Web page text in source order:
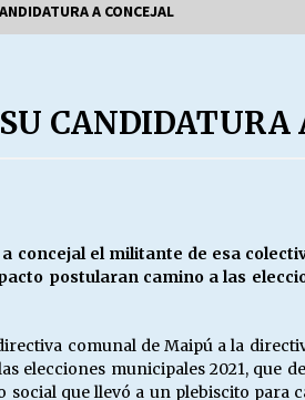
69 AÑOS DE HISTORIA
28/07/2026
28/05/2026
con doble sueldo?
A CONCEJAL
CANDIDATURA
el militante de esa
postularan camino a las
comunal de Maipú a la
elecciones municipales 2021, que
que llevó a un plebiscito